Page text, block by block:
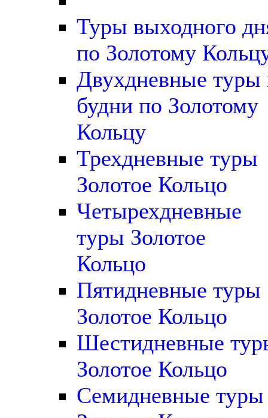
Туры выходного
по Золотому
Двухдневные туры
будни по Золотому
Кольцу
Трехдневные туры
Золотое Кольцо
Четырехдневные
туры Золотое
Кольцо
Пятидневные туры
Золотое Кольцо
Шестидневные
Золотое Кольцо
Семидневные туры